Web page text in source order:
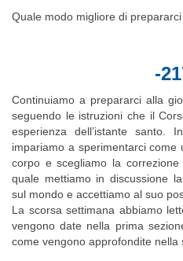
Quale modo migliore di
-
Continuiamo a prepararci alla
seguendo le istruzioni che il
esperienza dell’istante santo.
impariamo a sperimentarci
corpo e scegliamo la
quale mettiamo in discussione
sul mondo e accettiamo al suo
La scorsa settimana abbiamo
vengono date nella prima
come vengono approfondite nella